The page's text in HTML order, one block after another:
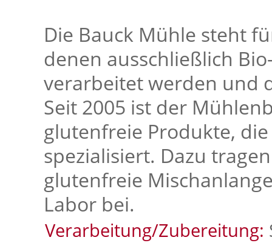
Die Bauck Mühle steht
denen ausschließlich
verarbeitet werden und
Seit 2005 ist der
glutenfreie Produkte,
spezialisiert. Dazu
glutenfreie
Labor bei.
Verarbeitung/Zubereitung: